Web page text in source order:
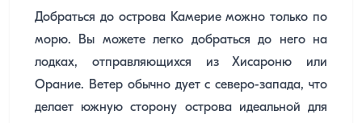
Добраться до острова Камерие можно только по
морю. Вы можете легко добраться до него на
лодках, отправляющихся из Хисароню или
Орание. Ветер обычно дует с северо-запада, что
делает южную сторону острова идеальной для